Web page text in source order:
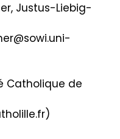
Justus-Liebig-
Catholique de